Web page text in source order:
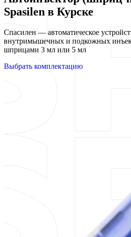
Spasilen в Курске
Спасилен — автоматическое
внутримышечных и подкожных
шприцами 3 мл или 5 мл
Выбрать комплектацию